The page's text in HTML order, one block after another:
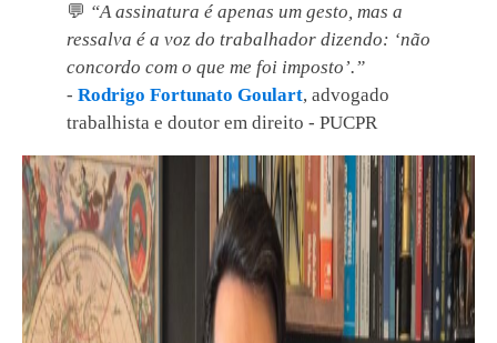
💬 “A assinatura é apenas um gesto, mas a
ressalva é a voz do trabalhador dizendo: ‘não
concordo com o que me foi imposto’.”
- Rodrigo Fortunato Goulart, advogado
trabalhista e doutor em direito - PUCPR